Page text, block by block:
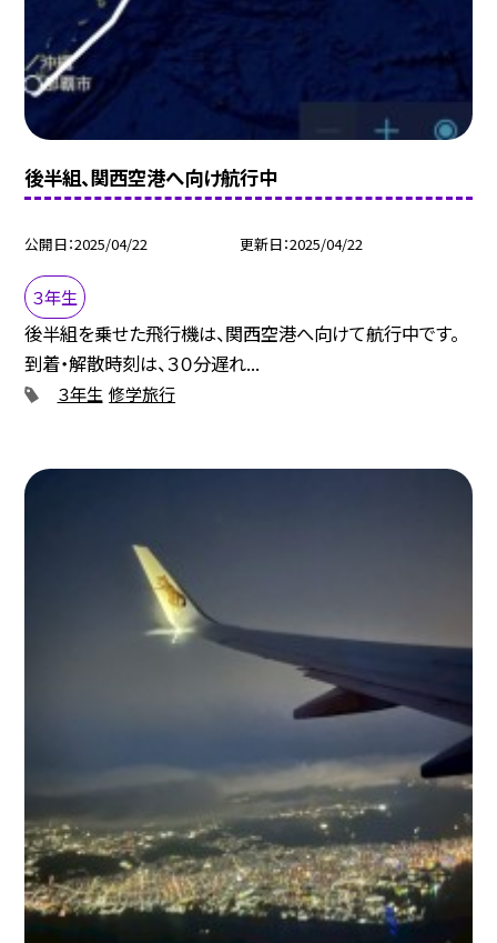
後半組、関西空港へ向け航行中
公開日 2025/04/22 更新日 2025/04/22
３年生
後半組を乗せた飛行機は、関西空港へ向けて航行中です。
到着・解散時刻は、３０分遅れ...
３年生 修学旅行